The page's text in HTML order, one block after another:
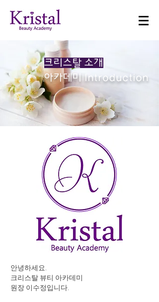
크리스탈 소개
아카데미 Introduction
안녕하세요.
크리스탈 뷰티 아카데미
원장 이수정입니다.